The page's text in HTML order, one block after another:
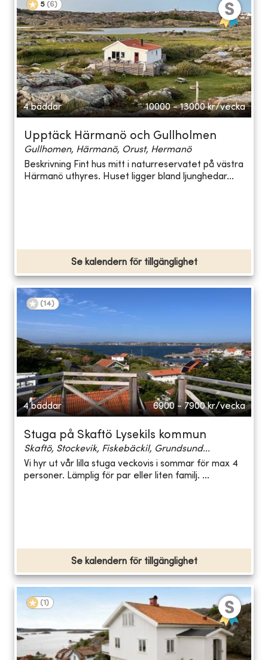
5 (6)
4 bäddar 10000 - 13000 kr/vecka
Upptäck Härmanö och Gullholmen
Gullhomen, Härmanö, Orust, Hermanö
Beskrivning Fint hus mitt i naturreservatet på västra
Härmanö uthyres. Huset ligger bland ljunghedar...
Se kalendern för tillgänglighet
(14)
4 bäddar 6900 - 7900 kr/vecka
Stuga på Skaftö Lysekils kommun
Skaftö, Stockevik, Fiskebäckil, Grundsund...
Vi hyr ut vår lilla stuga veckovis i sommar för max 4
personer. Lämplig för par eller liten familj. ...
Se kalendern för tillgänglighet
(1 )